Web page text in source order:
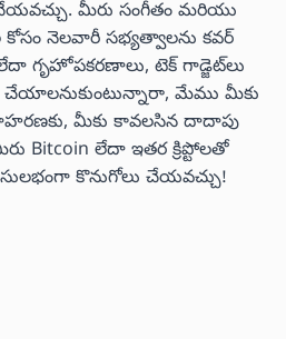
చేయవచ్చు. మీరు సంగీతం మరియు
నెలవారీ సభ్యత్వాలను కవర్
గృహోపకరణాలు, టెక్ గాడ్జెట్‌లు
చేయాలనుకుంటున్నారా, మేము మీకు
మీకు కావలసిన దాదాపు
Bitcoin లేదా ఇతర క్రిప్టోలతో
సులభంగా కొనుగోలు చేయవచ్చు!